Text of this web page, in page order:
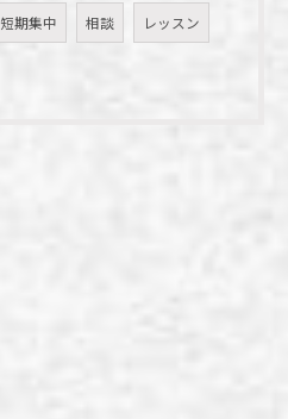
短期集中 相談 レッスン